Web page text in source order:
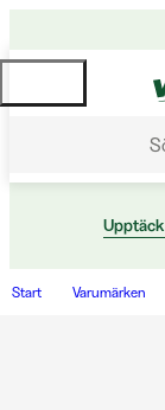
Start Varumärken